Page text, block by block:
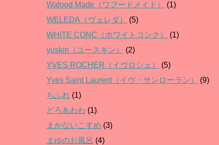
Wafood Made（ワフードメイド）
(1)
WELEDA（ヴェレダ）
(5)
WHITE CONC（ホワイトコンク）
(1)
yuskin（ユースキン）
(2)
YVES ROCHER（イヴロシェ）
(5)
Yves Saint Laurent（イヴ・サンローラン）
(9)
ちふれ (1)
どろあわわ (1)
まかないこすめ (3)
まゆのお風呂 (4)